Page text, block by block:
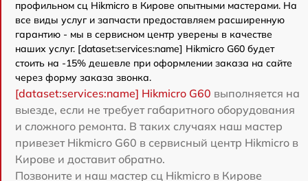
профильном сц Hikmicro в Кирове опытными мастерами. На
все виды услуг и запчасти предоставляем расширенную
гарантию - мы в сервисном центр уверены в качестве
наших услуг. [dataset:services:name] Hikmicro G60 будет
стоить на -15% дешевле при оформлении заказа на сайте
через форму заказа звонка.
[dataset:services:name] Hikmicro G60 выполняется на
выезде, если не требует габаритного оборудования
и сложного ремонта. В таких случаях наш мастер
привезет Hikmicro G60 в сервисный центр Hikmicro в
Кирове и доставит обратно.
Позвоните и наш мастер сц Hikmicro в Кирове